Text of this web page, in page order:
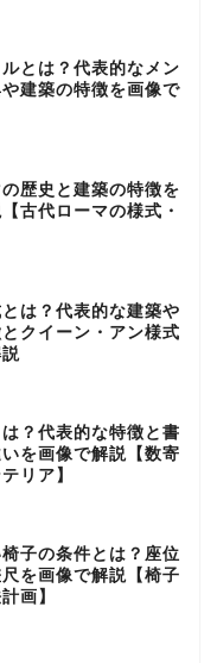
とは？代表的なメン
建築の特徴を画像で
歴史と建築の特徴を
古代ローマの様式・
は？代表的な建築や
クイーン・アン様式
？代表的な特徴と書
を画像で解説【数寄
リア】
子の条件とは？座位
を画像で解説【椅子
画】